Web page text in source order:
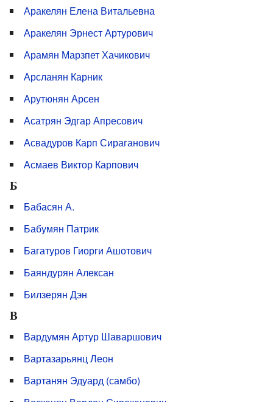
Аракелян Елена Витальевна
Аракелян Эрнест Артурович
Арамян Марзпет Хачикович
Арсланян Карник
Арутюнян Арсен
Асатрян Эдгар Апресович
Асвадуров Карп Сираганович
Асмаев Виктор Карпович
Б
Бабасян А.
Бабумян Патрик
Багатуров Гиорги Ашотович
Баяндурян Алексан
Билзерян Дэн
В
Вардумян Артур Шаваршович
Вартазарьянц Леон
Вартанян Эдуард (самбо)